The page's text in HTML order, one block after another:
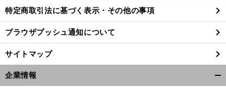
特定商取引法に基づく表示・その他の事項
ブラウザプッシュ通知について
サイトマップ
企業情報